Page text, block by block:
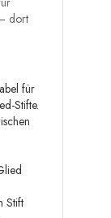
dort
für
Stifte.
Stift